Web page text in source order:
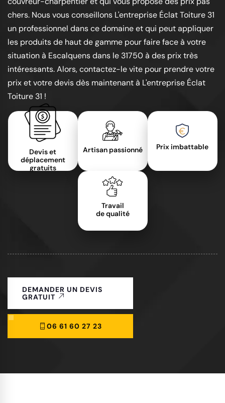
chers. Nous vous conseillons L'entreprise Éclat Toiture 31
un professionnel dans ce domaine et qui peut appliquer
les produits de haut de gamme pour faire face à votre
situation à Escalquens dans le 31750 à des prix très
intéressants. Alors, contactez-le vite pour prendre votre
prix et votre devis dès maintenant à L'entreprise Éclat
Toiture 31 !
Devis et
déplacement
gratuits
Artisan passionné Prix imbattable
Travail
de qualité
DEMANDER UN DEVIS
GRATUIT
06 61 60 27 23